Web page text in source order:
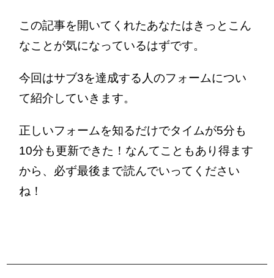
この記事を開いてくれたあなたはきっとこん
なことが気になっているはずです。
今回はサブ3を達成する人のフォームについ
て紹介していきます。
正しいフォームを知るだけでタイムが5分も
10分も更新できた！なんてこともあり得ます
から、必ず最後まで読んでいってください
ね！